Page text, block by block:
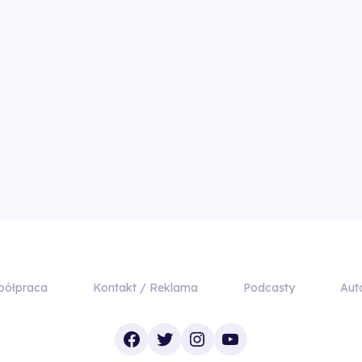
Kontakt / Reklama Podcasty
Facebook
TwitterInstagram
YouTube